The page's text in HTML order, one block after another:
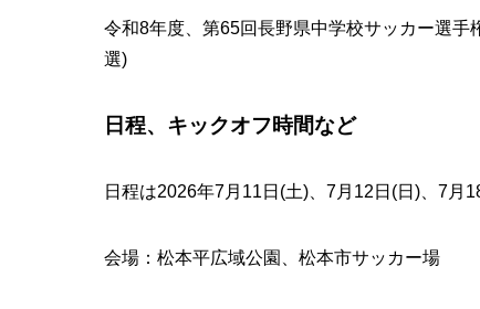
令和8年度、第65回長野県中学校サッカー選
選)
日程、キックオフ時間など
日程は2026年7月11日(土)、7月12日(日)、7月
会場：松本平広域公園、松本市サッカー場